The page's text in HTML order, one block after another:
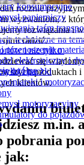
techniczne na
i nie tylko
ogólne
konsumpcyjne
papierniczy
taśm
przenoszenie
elektroniczny i
i paczki
i
motoryzacyjny
do
rocznie
wyzwaniom, z
rozwiązania i
nimi radzić.
się
produktach
klientów.
m.in.
pobrania
jak: